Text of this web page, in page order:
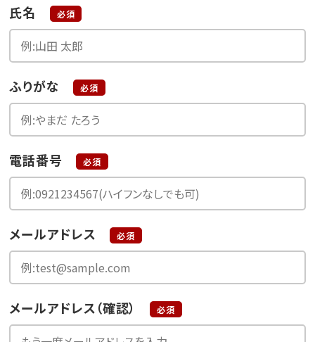
氏名 必須
ふりがな 必須
電話番号 必須
メールアドレス 必須
メールアドレス（確認） 必須